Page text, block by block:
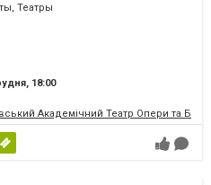
Театры
18:00
Академічний Театр Опери та